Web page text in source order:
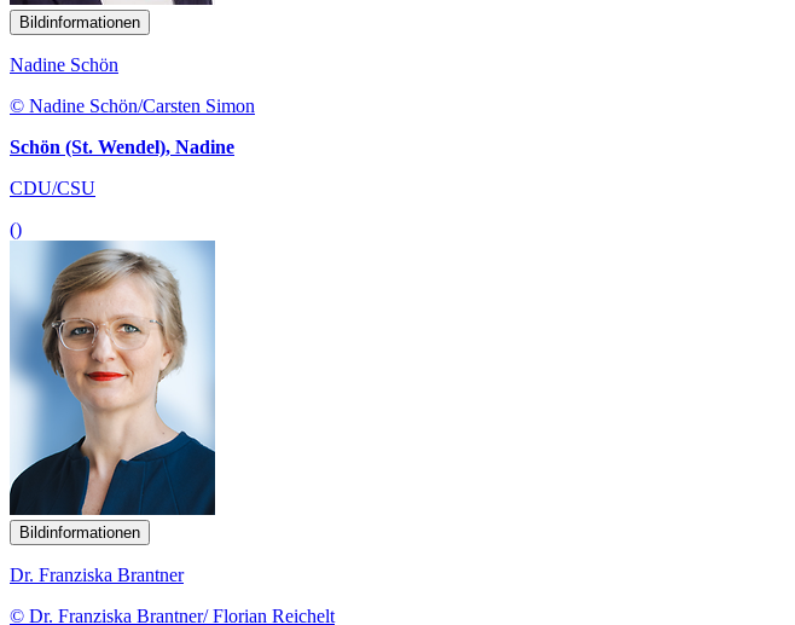
Bildinformationen
Nadine Schön
© Nadine Schön/Carsten Simon
Schön (St. Wendel), Nadine
CDU/CSU
()
Bildinformationen
Dr. Franziska Brantner
© Dr. Franziska Brantner/ Florian Reichelt